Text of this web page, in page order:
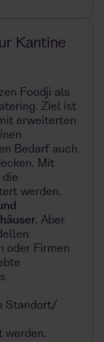
Kantine
Foodji als
Ziel ist
erweiterten
Bedarf auch
Mit
die
werden.
. Aber
oder Firmen
Standort/
werden.